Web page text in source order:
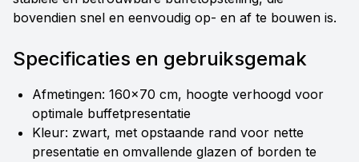
bovendien snel en eenvoudig op- en af te bouwen is.
Specificaties en gebruiksgemak
Afmetingen: 160x70 cm, hoogte verhoogd voor
optimale buffetpresentatie
Kleur: zwart, met opstaande rand voor nette
presentatie en omvallende glazen of borden te